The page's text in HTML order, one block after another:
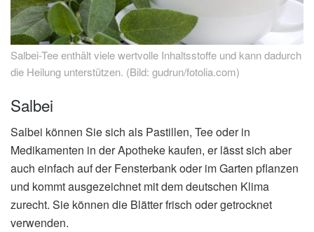
Salbei-Tee enthält viele wertvolle Inhaltsstoffe und kann dadurch
die Heilung unterstützen. (Bild: gudrun/fotolia.com)
Salbei
Salbei können Sie sich als Pastillen, Tee oder in
Medikamenten in der Apotheke kaufen, er lässt sich aber
auch einfach auf der Fensterbank oder im Garten pflanzen
und kommt ausgezeichnet mit dem deutschen Klima
zurecht. Sie können die Blätter frisch oder getrocknet
verwenden.